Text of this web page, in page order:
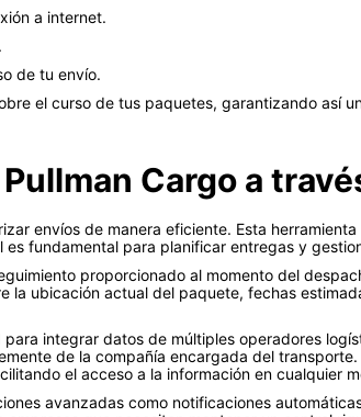
a internet.
de tu envío.
el curso de tus paquetes, garantizando así
Cargo a
envíos de manera eficiente. Esta
fundamental para planificar entregas y
proporcionado al momento del
ubicación actual del paquete, fechas
integrar datos de múltiples operadores
de la compañía encargada del
el acceso a la información en cualquier
avanzadas como notificaciones